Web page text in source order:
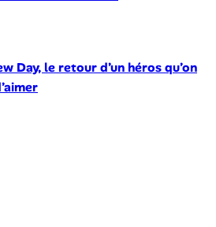
Day, le retour d’un héros qu’on